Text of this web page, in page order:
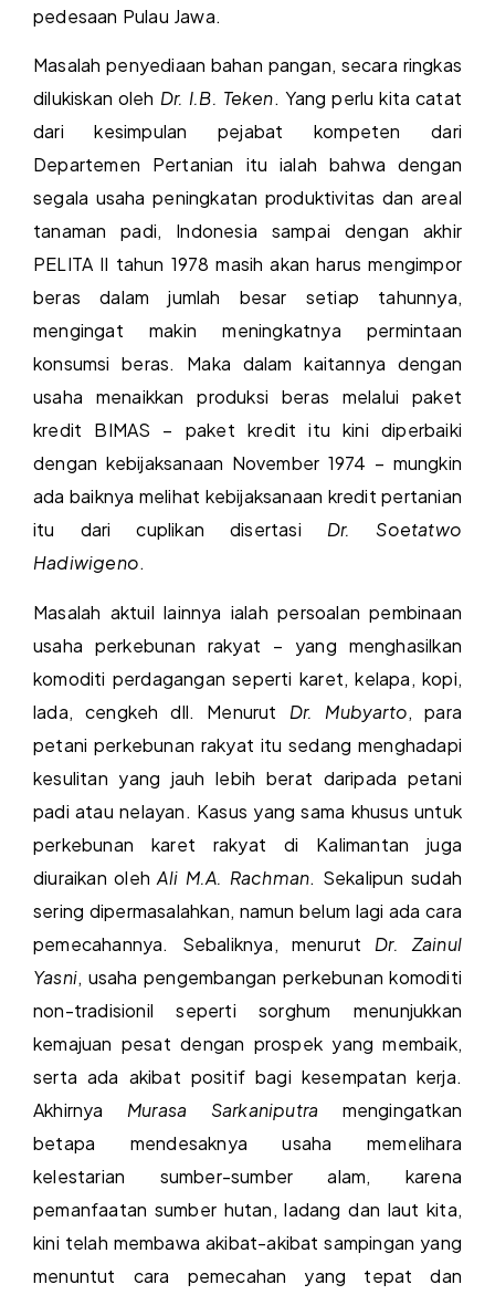
pedesaan Pulau Jawa.
Masalah penyediaan bahan pangan, secara ringkas
dilukiskan oleh Dr. I.B. Teken. Yang perlu kita catat
dari kesimpulan pejabat kompeten dari
Departemen Pertanian itu ialah bahwa dengan
segala usaha peningkatan produktivitas dan areal
tanaman padi, Indonesia sampai dengan akhir
PELITA II tahun 1978 masih akan harus mengimpor
beras dalam jumlah besar setiap tahunnya,
mengingat makin meningkatnya permintaan
konsumsi beras. Maka dalam kaitannya dengan
usaha menaikkan produksi beras melalui paket
kredit BIMAS – paket kredit itu kini diperbaiki
dengan kebijaksanaan November 1974 – mungkin
ada baiknya melihat kebijaksanaan kredit pertanian
itu dari cuplikan disertasi Dr. Soetatwo
Hadiwigeno.
Masalah aktuil lainnya ialah persoalan pembinaan
usaha perkebunan rakyat – yang menghasilkan
komoditi perdagangan seperti karet, kelapa, kopi,
lada, cengkeh dll. Menurut Dr. Mubyarto, para
petani perkebunan rakyat itu sedang menghadapi
kesulitan yang jauh lebih berat daripada petani
padi atau nelayan. Kasus yang sama khusus untuk
perkebunan karet rakyat di Kalimantan juga
diuraikan olehAli M.A. Rachman. Sekalipun sudah
sering dipermasalahkan, namun belum lagi ada cara
pemecahannya. Sebaliknya, menurut Dr. Zainul
Yasni, usaha pengembangan perkebunan komoditi
non-tradisionil seperti sorghum menunjukkan
kemajuan pesat dengan prospek yang membaik,
serta ada akibat positif bagi kesempatan kerja.
Akhirnya Murasa Sarkaniputra mengingatkan
betapa mendesaknya usaha memelihara
kelestarian sumber-sumber alam, karena
pemanfaatan sumber hutan, ladang dan laut kita,
kini telah membawa akibat-akibat sampingan yang
menuntut cara pemecahan yang tepat dan